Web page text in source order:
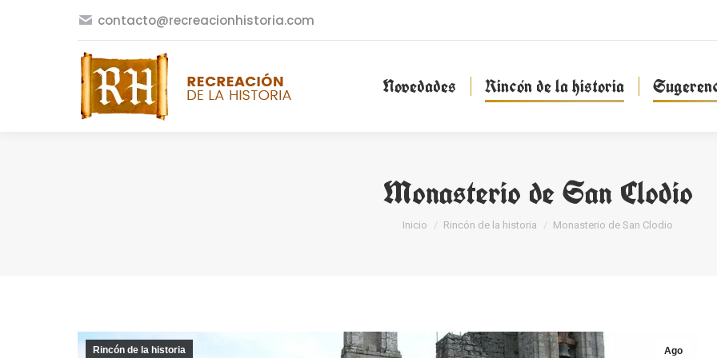
contacto@recreacionhistoria.com
Novedades Rincón de la historia
Monasterio de San Clodio
Estás aquí:
Inicio Rincón de la historia Monasterio de San Clodio
Ago
Rincón de la historia
Novedades Rincón de la historia